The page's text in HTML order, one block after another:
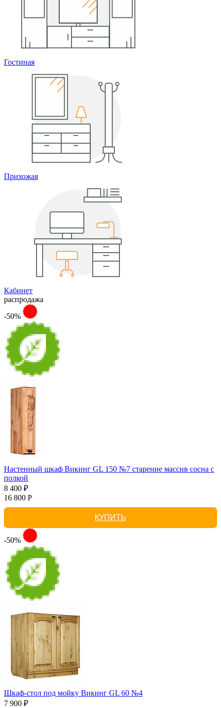
Гостиная
Прихожая
Кабинет
распродажа
-50%
Настенный шкаф Викинг GL 150 №7 старение массив сосна с
полкой
8 400 ₽
16 800 Р
КУПИТЬ
-50%
Шкаф-стол под мойку Викинг GL 60 №4
7 900 ₽